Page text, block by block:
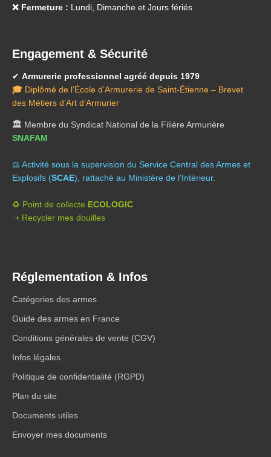
❌ Fermeture : Lundi, Dimanche et Jours fériés
Engagement & Sécurité
✔ Armurerie professionnel agréé depuis 1979
🎓 Diplômé de l’École d’Armurerie de Saint-Étienne – Brevet
des Métiers d’Art d’Armurier
🏛️ Membre du Syndicat National de la Filière Armurière
SNAFAM
⚖️ Activité sous la supervision du Service Central des Armes et
Explosifs (SCAE), rattaché au Ministère de l’Intérieur.
♻️ Point de collecte ECOLOGIC
➝ Recycler mes douilles
Réglementation & Infos
Catégories des armes
Guide des armes en France
Conditions générales de vente (CGV)
Infos légales
Politique de confidentialité (RGPD)
Plan du site
Documents utiles
Envoyer mes documents